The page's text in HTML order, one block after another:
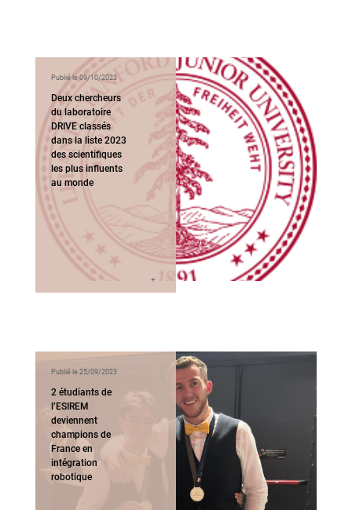
Publié le 09/10/2023
Deux chercheurs
du laboratoire
DRIVE classés
dans la liste 2023
des scientifiques
les plus influents
au monde
Publié le 25/09/2023
2 étudiants de
l’ESIREM
deviennent
champions de
France en
intégration
robotique